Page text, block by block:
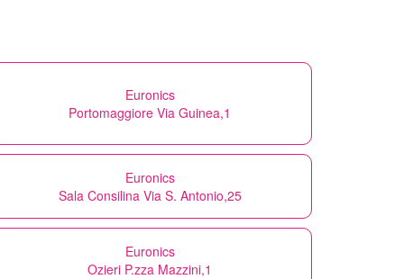
Euronics
Portomaggiore Via Guinea,1
Euronics
Sala Consilina Via S. Antonio,25
Euronics
Ozieri P.zza Mazzini,1